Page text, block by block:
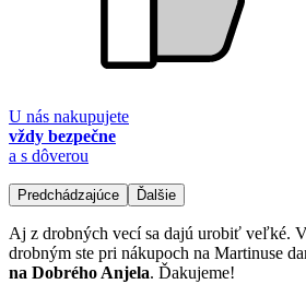
U nás nakupujete
vždy bezpečne
a s dôverou
Predchádzajúce Ďalšie
Aj z drobných vecí sa dajú urobiť veľké.
drobným ste pri nákupoch na Martinuse
na Dobrého Anjela. Ďakujeme!